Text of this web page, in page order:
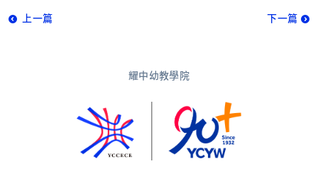
上一篇 下一篇
耀中幼教學院